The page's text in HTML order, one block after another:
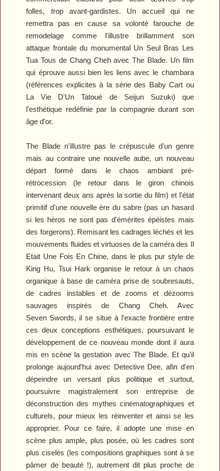
folles, trop avant-gardistes. Un accueil qui ne
remettra pas en cause sa volonté farouche de
remodelage comme l'illustre brillamment son
attaque frontale du monumental Un Seul Bras Les
Tua Tous de Chang Cheh avecThe Blade. Un film
qui éprouve aussi bien les liens avec le chambara
(références explicites à la série des BabyCart ou
LaVie D'Un Tatoué de Seijun Suzuki) que
l'esthétique redéfinie par la compagnie durant son
âge d'or.
The Blade n'illustre pas le crépuscule d'un genre
mais au contraire une nouvelle aube, un nouveau
départ formé dans le chaos ambiant pré-
rétrocession (le retour dans le giron chinois
intervenant deux ans après la sortie du film) et l'état
primitif d'une nouvelle ère du sabre (pas un hasard
si les héros ne sont pas d'émérites épéistes mais
des forgerons). Remisant les cadrages léchés et les
mouvements fluides et virtuoses de la caméra des Il
Etait Une Fois En Chine, dans le plus pur style de
King Hu, Tsui Hark organise le retour à un chaos
organique à base de caméra prise de soubresauts,
de cadres instables et de zooms et dézooms
sauvages inspirés de Chang Cheh. Avec
Seven Swords, il se situe à l'exacte frontière entre
ces deux conceptions esthétiques, poursuivant le
développement de ce nouveau monde dont il aura
mis en scène la gestation avec The Blade. Et qu’il
prolonge aujourd’hui avec Detective Dee, afin d'en
dépeindre un versant plus politique et surtout,
poursuivre magistralement son entreprise de
déconstruction des mythes cinématographiques et
culturels, pour mieux les réinventer et ainsi se les
approprier. Pour ce faire, il adopte une mise en
scène plus ample, plus posée, où les cadres sont
plus ciselés (les compositions graphiques sont à se
pâmer de beauté !), autrement dit plus proche de